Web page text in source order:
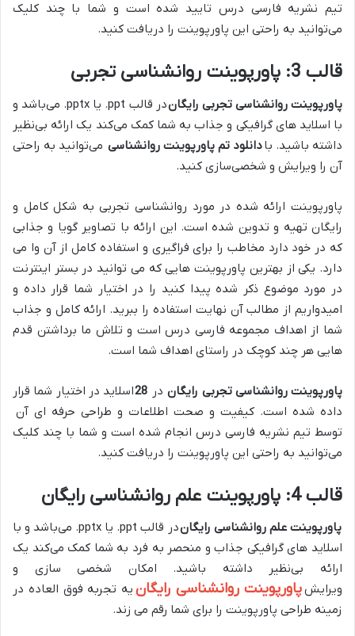
تیم نشریه فارسی درس تایید شده است و شما با چند کلیک
می‌توانید به راحتی این پاورپوینت را دریافت کنید.
قالب 3: پاورپوینت روانشناسی تجربی
پاورپوینت روانشناسی تجربی رایگان
در قالب ppt. یا pptx. می‌باشد و
با اسلاید های گرافیکی و جذاب به شما کمک می‌کند یک ارائه بی‌نظیر
داشته باشید. بادانلود تم پاورپوینت روانشناسی می‌توانید به راحتی
آن را ویرایش و شخصی‌سازی کنید.
پاورپوینت ارائه شده در مورد روانشناسی تجربی به شکل کامل و
رایگان تهیه و تدوین شده است. این ارائه با تصاویر گویا و جذابی
که در خود دارد مخاطب را برای فراگیری و استفاده کامل از آن وا می
دارد. یکی از بهترین پاورپوینت هایی که می توانید در بستر اینترنت
در مورد موضوع ذکر شده پیدا کنید را در اختیار شما قرار داده و
امیدواریم از مطالب آن نهایت استفاده را ببرید. ارائه کامل و جذاب
شما از اهداف مجموعه فارسی درس است و تلاش ما برداشتن قدم
هایی هر چند کوچک در راستای اهداف شما است.
پاورپوینت روانشناسی تجربی رایگان در
اسلاید در اختیار شما قرار
داده شده است. کیفیت و صحت اطلاعات و طراحی حرفه ای آن
توسط تیم نشریه فارسی درس انجام شده است و شما با چند کلیک
می‌توانید به راحتی این پاورپوینت را دریافت کنید.
قالب 4: پاورپوینت علم روانشناسی رایگان
پاورپوینت علم روانشناسی رایگان
در قالب ppt. یا pptx. می‌باشد و با
اسلاید های گرافیکی جذاب و منحصر به فرد به شما کمک می‌کند یک
ارائه بی‌نظیر داشته باشید. امکان شخصی سازی و
ویرایشپاورپوینت روانشناسی رایگان یه تجربه فوق العاده در
زمینه طراحی پاورپوینت را برای شما رقم می زند.